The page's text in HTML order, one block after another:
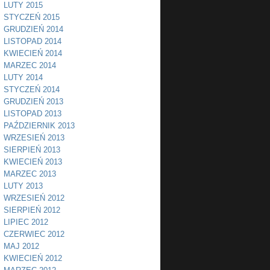
LUTY 2015
STYCZEŃ 2015
GRUDZIEŃ 2014
LISTOPAD 2014
KWIECIEŃ 2014
MARZEC 2014
LUTY 2014
STYCZEŃ 2014
GRUDZIEŃ 2013
LISTOPAD 2013
PAŹDZIERNIK 2013
WRZESIEŃ 2013
SIERPIEŃ 2013
KWIECIEŃ 2013
MARZEC 2013
LUTY 2013
WRZESIEŃ 2012
SIERPIEŃ 2012
LIPIEC 2012
CZERWIEC 2012
MAJ 2012
KWIECIEŃ 2012